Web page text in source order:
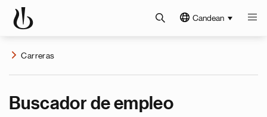
Candean
Carreras
Buscador de empleo